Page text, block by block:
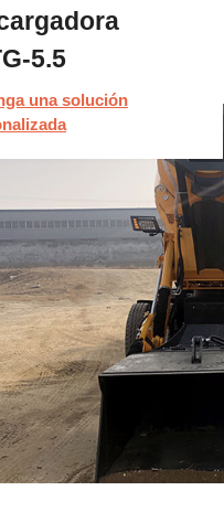
5.5
una solución